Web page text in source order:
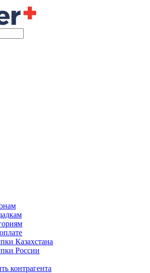
Казахстана
России
контрагента